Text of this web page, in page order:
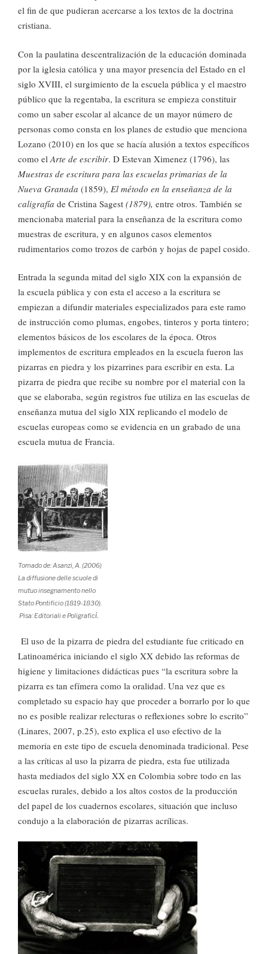
el fin de que pudieran acercarse a los textos de la doctrina
cristiana.
Con la paulatina descentralización de la educación dominada
por la iglesia católica y una mayor presencia del Estado en el
siglo XVIII, el surgimiento de la escuela pública y el maestro
público que la regentaba, la escritura se empieza constituir
como un saber escolar al alcance de un mayor número de
personas como consta en los planes de estudio que menciona
Lozano (2010) en los que se hacía alusión a textos específicos
como el Arte de escribir. D Estevan Ximenez (1796), las
Muestras de escritura para las escuelas primarias de la
Nueva Granada (1859), El método en la enseñanza de la
caligrafía de Cristina Sagest (1879), entre otros. También se
mencionaba material para la enseñanza de la escritura como
muestras de escritura, y en algunos casos elementos
rudimentarios como trozos de carbón y hojas de papel cosido.
Entrada la segunda mitad del siglo XIX con la expansión de
la escuela pública y con esta el acceso a la escritura se
empiezan a difundir materiales especializados para este ramo
de instrucción como plumas, engobes, tinteros y porta tintero;
elementos básicos de los escolares de la época. Otros
implementos de escritura empleados en la escuela fueron las
pizarras en piedra y los pizarrines para escribir en esta. La
pizarra de piedra que recibe su nombre por el material con la
que se elaboraba, según registros fue utiliza en las escuelas de
enseñanza mutua del siglo XIX replicando el modelo de
escuelas europeas como se evidencia en un grabado de una
escuela mutua de Francia.
Tomado de: Asanzi, A. (2006)
La diffusione delle scuole di
mutuo insegnamento nello
Stato Pontificio (1819-1830).
Pisa: Editoriali e Poligrafici.
El uso de la pizarra de piedra del estudiante fue criticado en
Latinoamérica iniciando el siglo XX debido las reformas de
higiene y limitaciones didácticas pues “la escritura sobre la
pizarra es tan efímera como la oralidad. Una vez que es
completado su espacio hay que proceder a borrarlo por lo que
no es posible realizar relecturas o reflexiones sobre lo escrito”
(Linares, 2007, p.25), esto explica el uso efectivo de la
memoria en este tipo de escuela denominada tradicional. Pese
a las críticas al uso la pizarra de piedra, esta fue utilizada
hasta mediados del siglo XX en Colombia sobre todo en las
escuelas rurales, debido a los altos costos de la producción
del papel de los cuadernos escolares, situación que incluso
condujo a la elaboración de pizarras acrílicas.